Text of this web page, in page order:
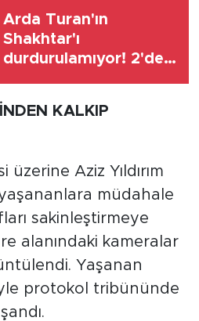
Arda Turan'ın
Shakhtar'ı
durdurulamıyor! 2'de 2
KALKIP
üzerine Aziz Yıldırım
müdahale
sakinleştirmeye
alanındaki kameralar
Yaşanan
protokol tribününde